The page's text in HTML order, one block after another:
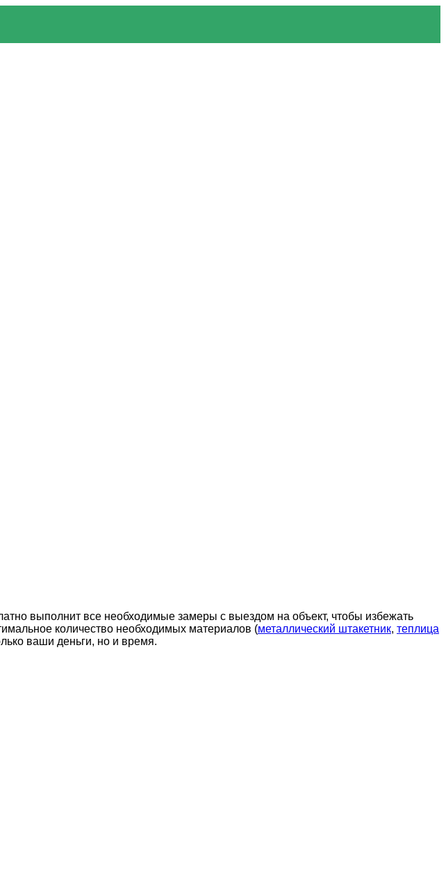
выполнит все необходимые замеры с выездом на объект, чтобы избежать
количество необходимых материалов (металлический штакетник, теплица
ваши деньги, но и время.